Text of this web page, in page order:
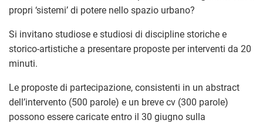
propri ‘sistemi’ di potere nello spazio urbano?
Si invitano studiose e studiosi di discipline storiche e
storico-artistiche a presentare proposte per interventi da 20
minuti.
Le proposte di partecipazione, consistenti in un abstract
dell’intervento (500 parole) e un breve cv (300 parole)
possono essere caricate entro il 30 giugno sulla